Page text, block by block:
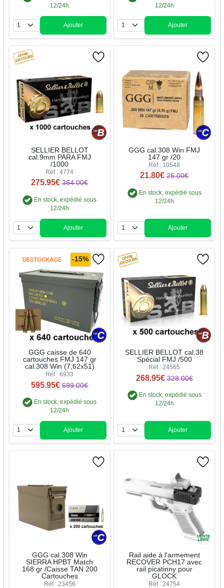
12/24h
Quantité
Ajouter
12/24h
Quantité
Ajouter
SELLIER BELLOT
cal.9mm PARA FMJ
/1000
Réf : 4774
275.95€ 364.00€
En stock, expédié sous
12/24h
Quantité
Ajouter
GGG cal.308 Win FMJ
147 gr /20
Réf : 10548
21.80€ 25.00€
En stock, expédié sous
12/24h
Quantité
Ajouter
-15%
GGG caisse de 640
cartouches FMJ 147 gr
cal.308 Win (7,62x51)
Réf : 6933
595.95€ 699.00€
En stock, expédié sous
12/24h
Quantité
Ajouter
SELLIER BELLOT cal.38
Spécial FMJ /500
Réf : 24565
268.95€ 328.00€
En stock, expédié sous
12/24h
Quantité
Ajouter
GGG cal.308 Win
SIERRA HPBT Match
168 gr /Caisse TAN 200
Cartouches
Réf : 23456
Rail aide à l'armement
RECOVER PCH17 avec
rail picatinny pour
GLOCK
Réf : 24754